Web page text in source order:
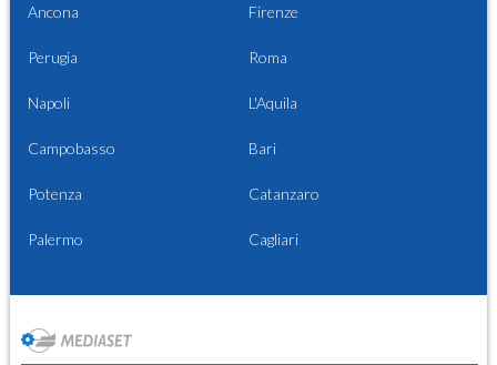
Ancona Firenze
Perugia Roma
Napoli L'Aquila
Campobasso Bari
Potenza Catanzaro
Palermo Cagliari